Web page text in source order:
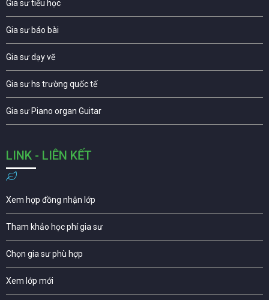
Gia sư tiểu học
Gia sư báo bài
Gia sư dạy vẽ
Gia sư hs trường quốc tế
Gia sư Piano organ Guitar
LINK - LIÊN KẾT
Xem hợp đồng nhận lớp
Tham khảo học phí gia sư
Chọn gia sư phù hợp
Xem lớp mới